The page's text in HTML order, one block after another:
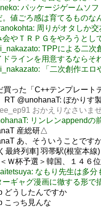
パッケージゲームソ
値ごろ感は育てるものな
周りがオタしか
やＴＲＰＧをやろうと
TPPによる二
ラインを用意するならそ
「二次創作エ
買った「C++テンプレート
RT @unohanaT: ぼかり
おかえりなさいま
リンレンappendの
産総研△
あ、そういうことです
最終列車] 羽帯駅(根室本線
Ｗ杯予選＞韓国、１４６
なもり先生は多
ギャグ漫画に徹する形
どうしたんですか